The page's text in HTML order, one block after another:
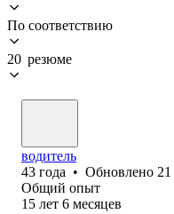
По соответствию
20 резюме
водитель
43 года • Обновлено
Общий опыт
15 лет 6 месяцев